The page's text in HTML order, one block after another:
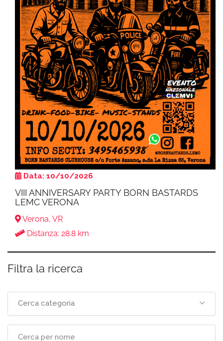
Data: 10/10/2026
VIII ANNIVERSARY PARTY BORN BASTARDS
LEMC VERONA
Verona, VR
Distanza: 28.8 km
Filtra la ricerca
Cerca categoria